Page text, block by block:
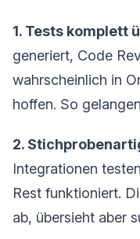
1. Tests komplett
generiert, Code
wahrscheinlich in
hoffen. So
2.
Integrationen
Rest funktioniert.
ab, übersieht aber